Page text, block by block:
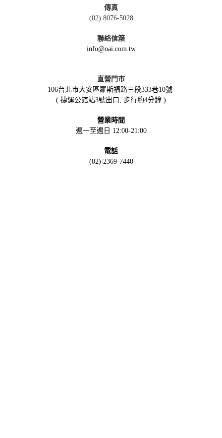
傳真
(02) 8076-5028
聯絡信箱
info@oai.com.tw
直營門市
106台北市大安區羅斯福路三段333巷10號
( 捷運公館站3號出口, 步行約4分鐘 )
營業時間
週一至週日 12:00-21:00
電話
(02) 2369-7440